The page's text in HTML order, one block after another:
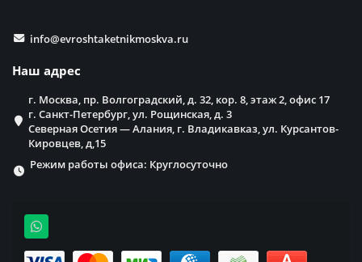
info@evroshtaketnikmoskva.ru
Наш адрес
г. Москва, пр. Волгоградский, д. 32, кор. 8, этаж 2, офис 17
г. Санкт-Петербург, ул. Рощинская, д. 3
Северная Осетия — Алания, г. Владикавказ, ул. Курсантов-
Кировцев, д,15
Режим работы офиса: Круглосуточно